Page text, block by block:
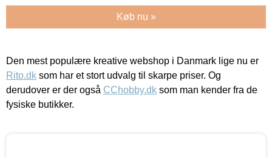
Køb nu »
Den mest populære kreative webshop i Danmark lige nu er
Rito.dk som har et stort udvalg til skarpe priser. Og
derudover er der også CChobby.dk som man kender fra de
fysiske butikker.